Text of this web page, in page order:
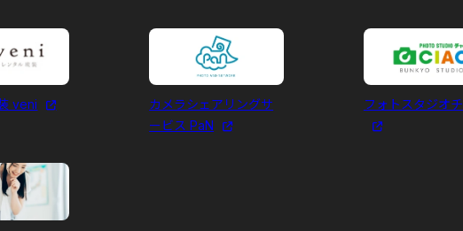
veni
カメラシェアリングサ
ービス PaN
フォトスタジオ